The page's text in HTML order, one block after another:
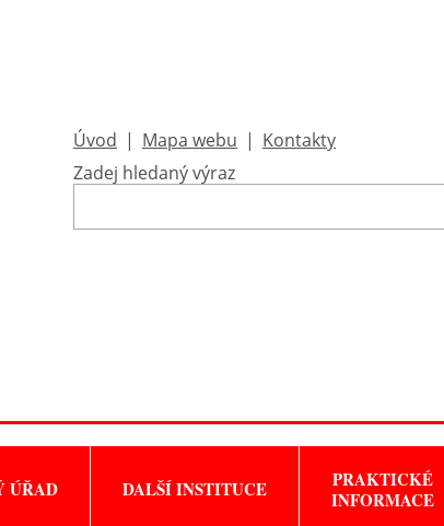
Úvod | Mapa webu | Kontakty
Zadej hledaný výraz
ÚŘAD DALŠÍ INSTITUCE
PRAKTICKÉ
INFORMACE